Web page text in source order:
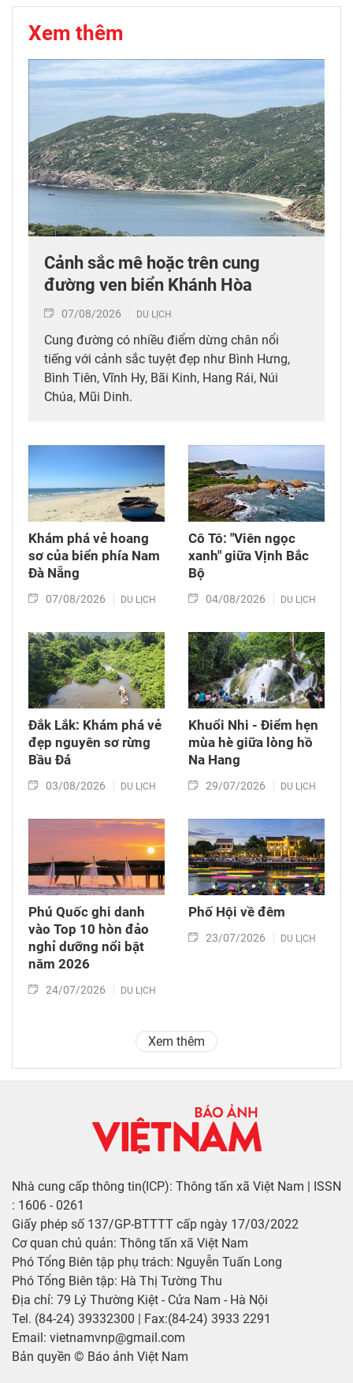
Xem thêm
Cảnh sắc mê hoặc trên cung
đường ven biển Khánh Hòa
07/08/2026 DU LỊCH
Cung đường có nhiều điểm dừng chân nổi
tiếng với cảnh sắc tuyệt đẹp như Bình Hưng,
Bình Tiên, Vĩnh Hy, Bãi Kinh, Hang Rái, Núi
Chúa, Mũi Dinh.
Khám phá vẻ hoang
sơ của biển phía Nam
Đà Nẵng
07/08/2026 DU LỊCH
Cô Tô: "Viên ngọc
xanh" giữa Vịnh Bắc
Bộ
04/08/2026 DU LỊCH
Đắk Lắk: Khám phá vẻ
đẹp nguyên sơ rừng
Bầu Đá
03/08/2026 DU LỊCH
Khuổi Nhi - Điểm hẹn
mùa hè giữa lòng hồ
Na Hang
29/07/2026 DU LỊCH
Phú Quốc ghi danh
vào Top 10 hòn đảo
nghỉ dưỡng nổi bật
năm 2026
24/07/2026 DU LỊCH
Phố Hội về đêm
23/07/2026 DU LỊCH
Xem thêm
Nhà cung cấp thông tin(ICP): Thông tấn xã Việt Nam | ISSN
: 1606 - 0261
Giấy phép số 137/GP-BTTTT cấp ngày 17/03/2022
Cơ quan chủ quản: Thông tấn xã Việt Nam
Phó Tổng Biên tập phụ trách: Nguyễn Tuấn Long
Phó Tổng Biên tập: Hà Thị Tường Thu
Địa chỉ: 79 Lý Thường Kiệt - Cửa Nam - Hà Nội
Tel. (84-24) 39332300 | Fax:(84-24) 3933 2291
Email: vietnamvnp@gmail.com
Bản quyền © Báo ảnh Việt Nam